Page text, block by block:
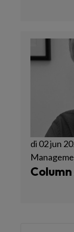
di 02 jun